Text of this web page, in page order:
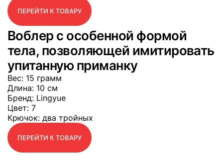
ПЕРЕЙТИ К ТОВАРУ
Воблер с особенной формой
тела, позволяющей имитировать
упитанную приманку
Вес: 15 грамм
Длина: 10 см
Бренд: Lingyue
Цвет: 7
Крючок: два тройных
ПЕРЕЙТИ К ТОВАРУ